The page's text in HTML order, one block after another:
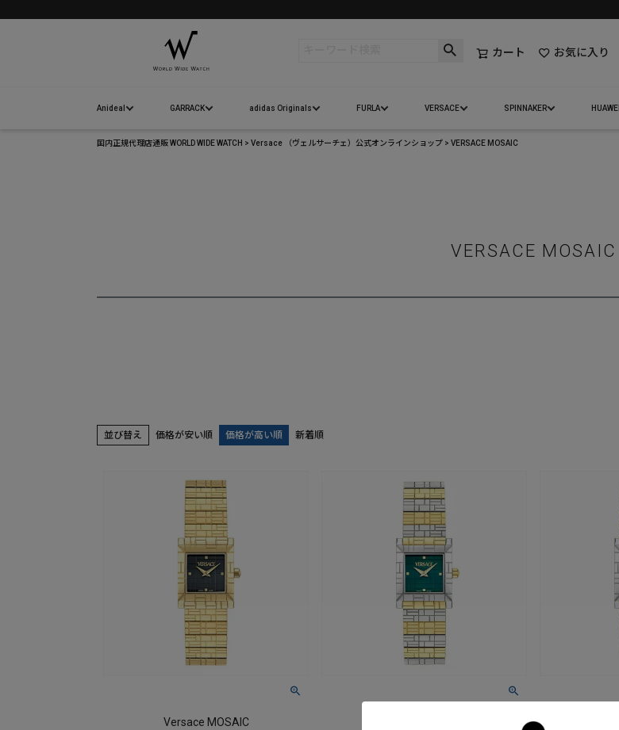
カート お気に入り
Anideal GARRACK adidas Originals FURLA VERSACE SPINNAKER HUAWEI
国内正規代理店通販 WORLD WIDE WATCH Versace （ヴェルサーチェ）公式オンラインショップ VERSACE MOSAIC
VERSACE MOSAIC
並び替え 価格が安い順 価格が高い順 新着順
Versace MOSAIC